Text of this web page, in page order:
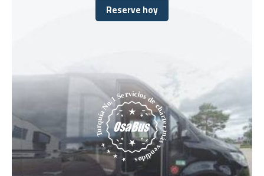
Reserve hoy
Reserve hoy